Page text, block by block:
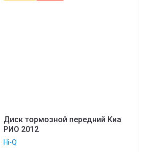
Диск тормозной передний Киа
РИО 2012
Hi-Q